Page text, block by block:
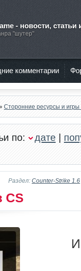
- новости, статьи
"шутер"
комментарии
Сторонние ресурсы и игры
по: дате
Раздел: Counter-Strike 1.6
CS